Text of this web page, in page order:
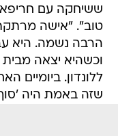
ששיחקה עם
טוב". "אישה
הרבה נשמה. היא
וכשהיא יצאה
ללונדון. ביומיים
שזה באמת היה